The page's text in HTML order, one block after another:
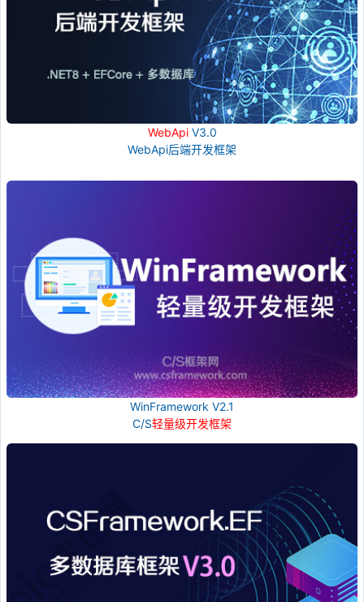
WebApiV3.0
WebApi后端开发框架
WinFramework V2.1
C/S轻量级开发框架